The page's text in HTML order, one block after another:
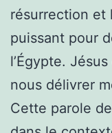
résurrection et
puissant pour
l’Égypte.
nous délivrer
Cette parole